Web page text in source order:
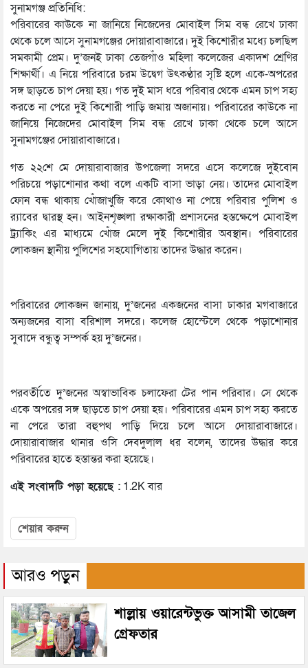
সুনামগঞ্জ প্রতিনিধি:
পরিবারের কাউকে না জানিয়ে নিজেদের মোবাইল সিম বন্ধ রেখে ঢাকা
থেকে চলে আসে সুনামগঞ্জের দোয়ারাবাজারে। দুই কিশোরীর মধ্যে চলছিল
সমকামী প্রেম। দু’জনই ঢাকা তেজগাঁও মহিলা কলেজের একাদশ শ্রেণির
শিক্ষার্থী। এ নিয়ে পরিবারে চরম উদ্বেগ উৎকণ্ঠার সৃষ্টি হলে একে-অপরের
সঙ্গ ছাড়তে চাপ দেয়া হয়। গত দুই মাস ধরে পরিবার থেকে এমন চাপ সহ্য
করতে না পেরে দুই কিশোরী পাড়ি জমায় অজানায়। পরিবারের কাউকে না
জানিয়ে নিজেদের মোবাইল সিম বন্ধ রেখে ঢাকা থেকে চলে আসে
সুনামগঞ্জের দোয়ারাবাজারে।
গত ২২শে মে দোয়ারাবাজার উপজেলা সদরে এসে কলেজে দুইবোন
পরিচয়ে পড়াশোনার কথা বলে একটি বাসা ভাড়া নেয়। তাদের মোবাইল
ফোন বন্ধ থাকায় খোঁজাখুজি করে কোথাও না পেয়ে পরিবার পুলিশ ও
র‌্যাবের দ্বারস্থ হন। আইনশৃঙ্খলা রক্ষাকারী প্রশাসনের হস্তক্ষেপে মোবাইল
ট্র্যাকিং এর মাধ্যমে খোঁজ মেলে দুই কিশোরীর অবস্থান। পরিবারের
লোকজন স্থানীয় পুলিশের সহযোগিতায় তাদের উদ্ধার করেন।
পরিবারের লোকজন জানায়, দু’জনের একজনের বাসা ঢাকার মগবাজারে
অন্যজনের বাসা বরিশাল সদরে। কলেজ হোস্টেলে থেকে পড়াশোনার
সুবাদে বন্ধুত্ব সম্পর্ক হয় দু’জনের।
পরবর্তীতে দু’জনের অস্বাভাবিক চলাফেরা টের পান পরিবার। সে থেকে
একে অপরের সঙ্গ ছাড়তে চাপ দেয়া হয়। পরিবারের এমন চাপ সহ্য করতে
না পেরে তারা বহুপথ পাড়ি দিয়ে চলে আসে দোয়ারাবাজারে।
দোয়ারাবাজার থানার ওসি দেবদুলাল ধর বলেন, তাদের উদ্ধার করে
পরিবারের হাতে হস্তান্তর করা হয়েছে।
এই সংবাদটি পড়া হয়েছে : 1.2K বার
শেয়ার করুন
আরও পড়ুন
শাল্লায় ওয়ারেন্টভুক্ত আসামী তাজেল
গ্রেফতার